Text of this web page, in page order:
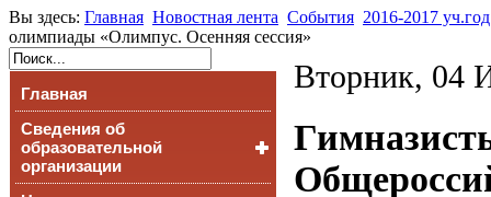
Вы здесь: Главная Новостная лента События 2016-2017 уч.год
олимпиады «Олимпус. Осенняя сессия»
Главная
Сведения об
образовательной
организации
Вторник, 04